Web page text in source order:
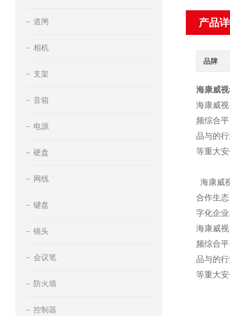
道闸
相机
支架
音箱
电源
硬盘
网线
键盘
镜头
会议笔
防火墙
控制器
产品
品牌
海康威
海康威
频综合
品与的
等重大
海康威
合作生
字化企
海康威
频综合
品与的
等重大